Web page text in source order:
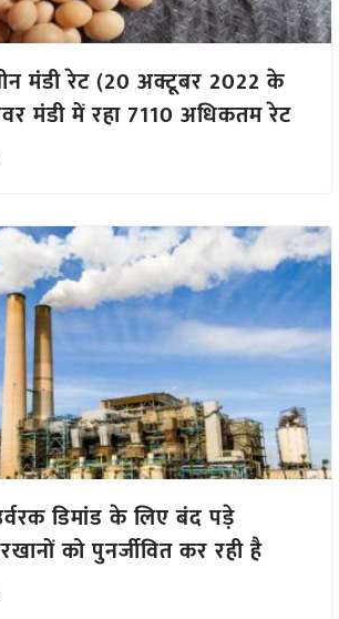
मंडी रेट (20 अक्टूबर 2022 के
मंडी में रहा 7110 अधिकतम रेट
डिमांड के लिए बंद पड़े
को पुनर्जीवित कर रही है